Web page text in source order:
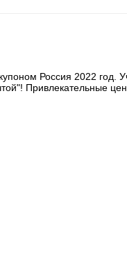
Россия 2022 год.
Привлекательные